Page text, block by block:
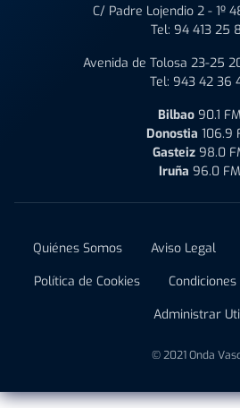
C/ Padre Lojendio 2 - 1º
Tel: 94 413 25
Avenida de Tolosa 23-25
Tel: 943 42 36
Bilbao 90.1 FM
Donostia 106.9
Gasteiz 98.0
Iruña 96.0 FM
Quiénes Somos Aviso Legal
Política de Cookies
Administrar
© 2021 Onda